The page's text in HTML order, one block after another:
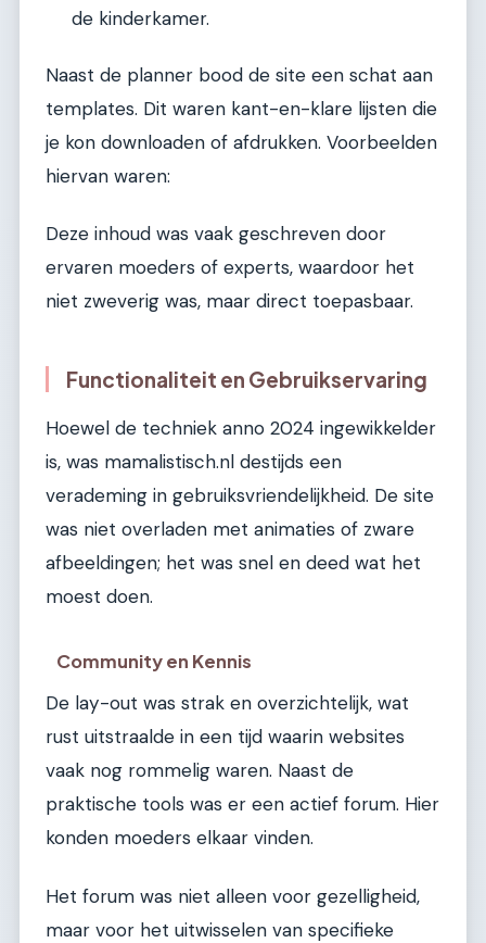
de kinderkamer.
Naast de planner bood de site een schat aan
templates. Dit waren kant-en-klare lijsten die
je kon downloaden of afdrukken. Voorbeelden
hiervan waren:
Deze inhoud was vaak geschreven door
ervaren moeders of experts, waardoor het
niet zweverig was, maar direct toepasbaar.
Functionaliteit en Gebruikservaring
Hoewel de techniek anno 2024 ingewikkelder
is, was mamalistisch.nl destijds een
verademing in gebruiksvriendelijkheid. De site
was niet overladen met animaties of zware
afbeeldingen; het was snel en deed wat het
moest doen.
Community en Kennis
De lay-out was strak en overzichtelijk, wat
rust uitstraalde in een tijd waarin websites
vaak nog rommelig waren. Naast de
praktische tools was er een actief forum. Hier
konden moeders elkaar vinden.
Het forum was niet alleen voor gezelligheid,
maar voor het uitwisselen van specifieke